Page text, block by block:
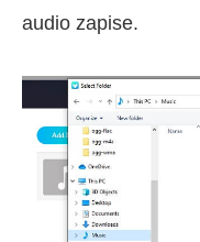
audio zapise.